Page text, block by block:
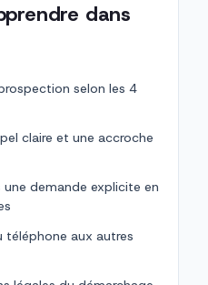
dans
selon les 4
claire et une accroche
demande explicite en
aux autres